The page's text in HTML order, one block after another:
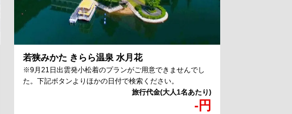
若狭みかた きらら温泉 水月花
-円
※9月21日出雲発小松着のプランがご用意できませんでし
た。下記ボタンよりほかの日付で検索ください。